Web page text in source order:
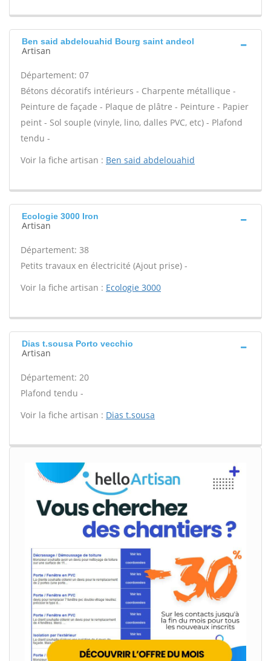
Ben said abdelouahid Bourg saint andeol
Artisan
Département: 07
Bétons décoratifs intérieurs - Charpente métallique -
Peinture de façade - Plaque de plâtre - Peinture - Papier
peint - Sol souple (vinyle, lino, dalles PVC, etc) - Plafond
tendu -
Voir la fiche artisan : Ben said abdelouahid
Ecologie 3000 Iron
Artisan
Département: 38
Petits travaux en électricité (Ajout prise) -
Voir la fiche artisan : Ecologie 3000
Dias t.sousa Porto vecchio
Artisan
Département: 20
Plafond tendu -
Voir la fiche artisan : Dias t.sousa